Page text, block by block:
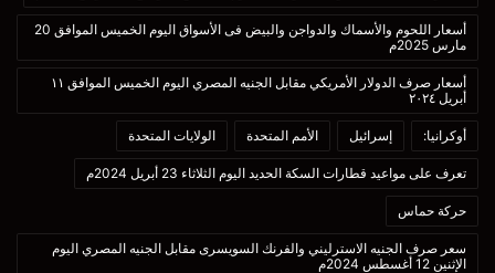
أسعار اللحوم والأسماك والدواجن والبيض فى الأسواق اليوم الخميس الموافق 20
مارس 2025م
أسعار صرف الدولار الأمريكي مقابل الجنيه المصري اليوم الخميس الموافق ١١
أبريل ٢٠٢٤
أوكرانيا: إسرائيل الأمم المتحدة الولايات المتحدة
تعرف على مواعيد قطارات السكة الحديد اليوم الثلاثاء 23 أبريل 2024م
حركة حماس
سعر صرف الجنيه الاسترليني والفرنك السويسرى مقابل الجنيه المصري اليوم
الإثنين 12 أغسطس 2024م